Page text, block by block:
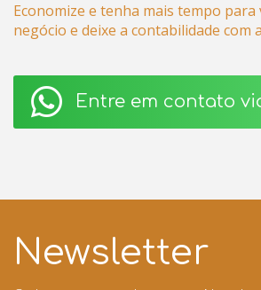
Economize e tenha mais tempo para
negócio e deixe a contabilidade com
Entre em contato
Newsletter